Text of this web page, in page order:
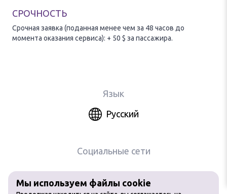
СРОЧНОСТЬ
Срочная заявка (поданная менее чем за 48 часов до
момента оказания сервиса): + 50 $ за пассажира.
Мы используем файлы cookie
Язык
Русский
Социальные сети
Любое использование материалов